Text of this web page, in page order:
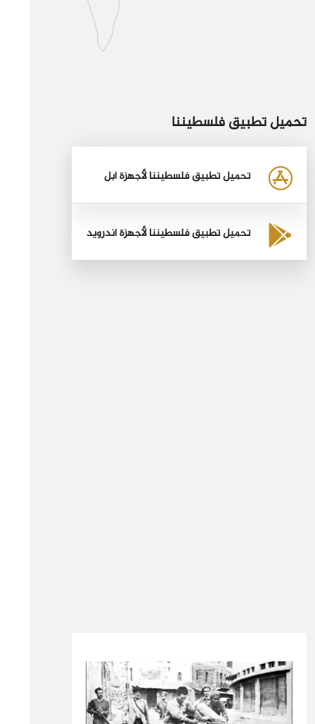
تحميل تطبيق فلسطيننا
تحميل تطبيق فلسطيننا لأجهزة أبل
تحميل تطبيق فلسطيننا لأجهزة أندرويد